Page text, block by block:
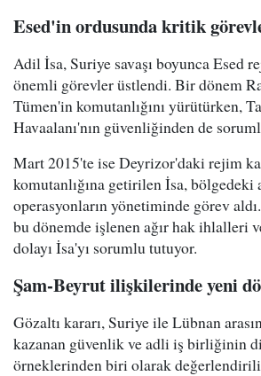
Esed'in ordusunda kritik
Adil İsa, Suriye savaşı boyunca Esed
önemli görevler üstlendi. Bir dönem
Tümen'in komutanlığını yürütürken,
Havaalanı'nın güvenliğinden de
Mart 2015'te ise Deyrizor'daki rejim
komutanlığına getirilen İsa, bölgedeki
operasyonların yönetiminde görev
bu dönemde işlenen ağır hak ihlalleri
dolayı İsa'yı sorumlu tutuyor.
Şam-Beyrut ilişkilerinde yeni
Gözaltı kararı, Suriye ile Lübnan
kazanan güvenlik ve adli iş birliğinin
örneklerinden biri olarak